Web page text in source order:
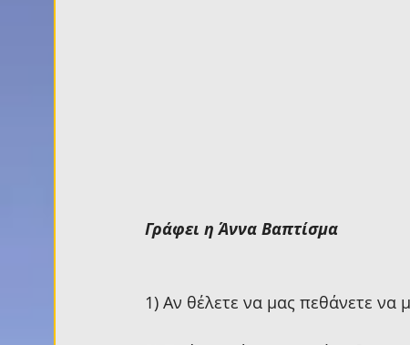
Γράφει η Άννα Βαπτίσμα
1) Αν θέλετε να μας πεθάνετε να